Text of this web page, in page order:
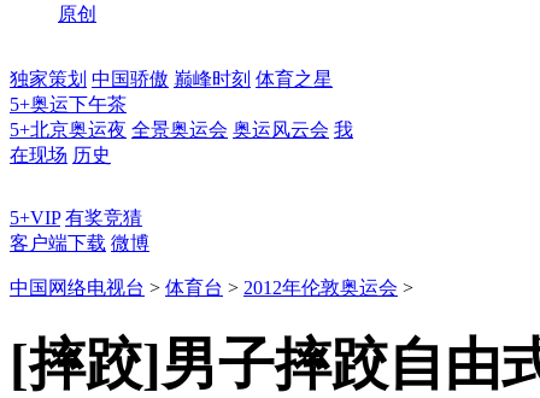
原创
独家策划 中国骄傲 巅峰时刻 体育之星
5+奥运下午茶
5+北京奥运夜 全景奥运会 奥运风云会 我
在现场 历史
5+VIP 有奖竞猜
客户端下载 微博
中国网络电视台 > 体育台 > 2012年伦敦奥运会 >
[摔跤]男子摔跤自由